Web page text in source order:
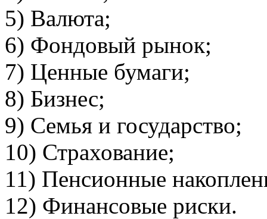
5) Валюта;
6) Фондовый рынок;
7) Ценные бумаги;
8) Бизнес;
9) Семья и государство;
10) Страхование;
11) Пенсионные
12) Финансовые риски.